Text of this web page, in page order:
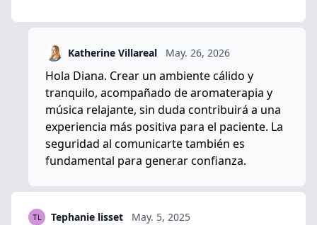
Katherine Villareal May. 26, 2026
Hola Diana. Crear un ambiente cálido y
tranquilo, acompañado de aromaterapia y
música relajante, sin duda contribuirá a una
experiencia más positiva para el paciente. La
seguridad al comunicarte también es
fundamental para generar confianza.
Tephanie lisset May. 5, 2025